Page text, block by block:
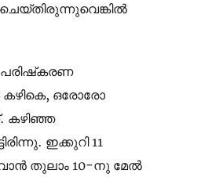
പരിഷ്‌കരണ
കഴികെ, ഒരോരോ
കഴിഞ്ഞ
ഇക്കുറി 11
തുലാം 10-നു മേൽ